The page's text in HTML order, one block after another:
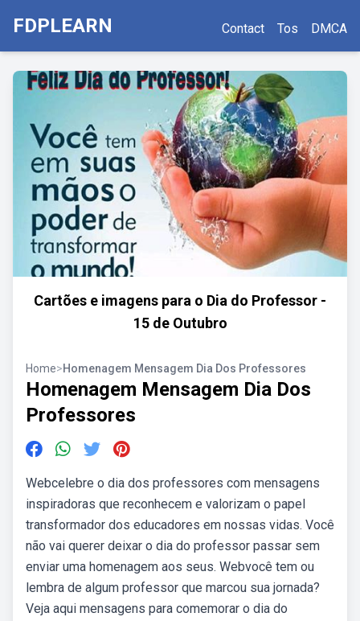
FDPLEARN Contact Tos DMCA
Cartões e imagens para o Dia do Professor -
15 de Outubro
Home>Homenagem Mensagem Dia Dos Professores
Homenagem Mensagem Dia Dos
Professores
Webcelebre o dia dos professores com mensagens
inspiradoras que reconhecem e valorizam o papel
transformador dos educadores em nossas vidas. Você
não vai querer deixar o dia do professor passar sem
enviar uma homenagem aos seus. Webvocê tem ou
lembra de algum professor que marcou sua jornada?
Veja aqui mensagens para comemorar o dia do